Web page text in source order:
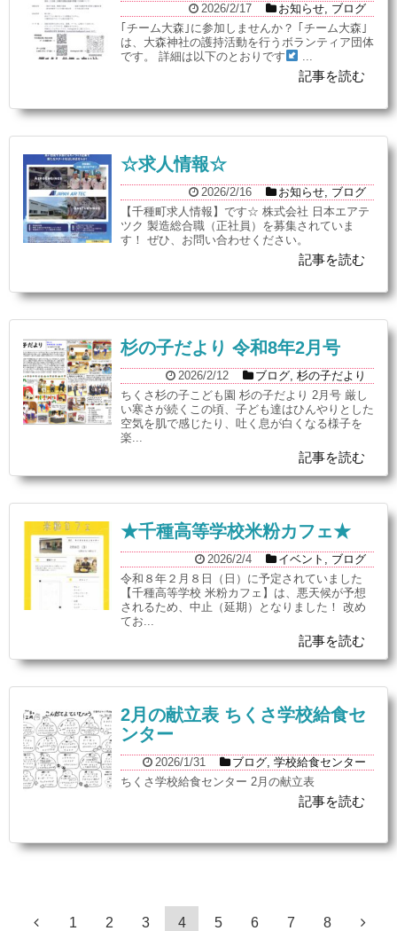
2026/2/17 お知らせ, ブログ
｢チーム大森｣に参加しませんか？ ｢チーム大森｣
は、大森神社の護持活動を行うボランティア団体
です。 詳細は以下のとおりです
記事を読む
☆求人情報☆
2026/2/16 お知らせ, ブログ
【千種町求人情報】です☆ 株式会社 日本エアテ
ツク 製造総合職（正社員）を募集されていま
す！ ぜひ、お問い合わせください。
記事を読む
杉の子だより 令和8年2月号
2026/2/12 ブログ, 杉の子だより
ちくさ杉の子こども園 杉の子だより 2月号 厳し
い寒さが続くこの頃、子ども達はひんやりとした
空気を肌で感じたり、吐く息が白くなる様子を
楽...
記事を読む
★千種高等学校米粉カフェ★
2026/2/4 イベント
ブログ
令和８年２月８日（日）に予定されていました
【千種高等学校 米粉カフェ】は、悪天候が予想
されるため、中止（延期）となりました！ 改め
てお...
記事を読む
2月の献立表 ちくさ学校給食セ
ンター
2026/1/31 ブログ, 学校給食センター
ちくさ学校給食センター 2月の献立表
記事を読む
1 2 3 4 5 6 7 8